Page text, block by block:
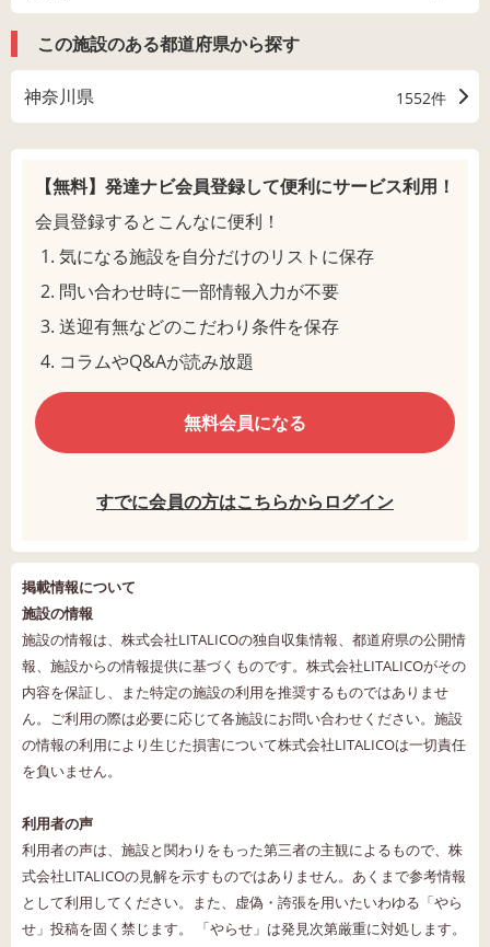
この施設のある都道府県から探す
神奈川県 1552件
【無料】発達ナビ会員登録して便利にサービス利用！
会員登録するとこんなに便利！
気になる施設を自分だけのリストに保存
問い合わせ時に一部情報入力が不要
送迎有無などのこだわり条件を保存
コラムやQ&Aが読み放題
無料会員になる
すでに会員の方はこちらからログイン
掲載情報について
施設の情報
施設の情報は、株式会社LITALICOの独自収集情報、都道府県の公開情
報、施設からの情報提供に基づくものです。株式会社LITALICOがその
内容を保証し、また特定の施設の利用を推奨するものではありませ
ん。ご利用の際は必要に応じて各施設にお問い合わせください。施設
の情報の利用により生じた損害について株式会社LITALICOは一切責任
を負いません。
利用者の声
利用者の声は、施設と関わりをもった第三者の主観によるもので、株
式会社LITALICOの見解を示すものではありません。あくまで参考情報
として利用してください。また、虚偽・誇張を用いたいわゆる「やら
せ」投稿を固く禁じます。 「やらせ」は発見次第厳重に対処します。